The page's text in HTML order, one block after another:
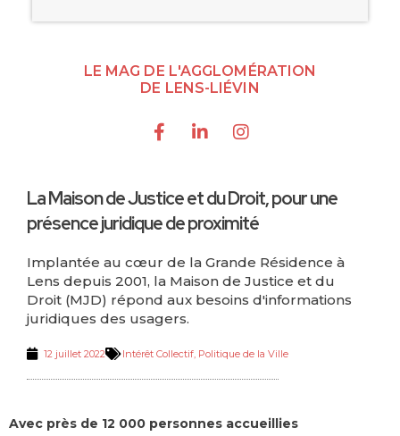
LE MAG DE L'AGGLOMÉRATION
DE LENS-LIÉVIN
La Maison de Justice et du Droit, pour une
présence juridique de proximité
Implantée au cœur de la Grande Résidence à
Lens depuis 2001, la Maison de Justice et du
Droit (MJD) répond aux besoins d'informations
juridiques des usagers.
12 juillet 2022 Intérêt Collectif, Politique de la Ville
Avec près de 12 000 personnes accueillies